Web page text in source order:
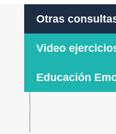
Otras
Video
Educación